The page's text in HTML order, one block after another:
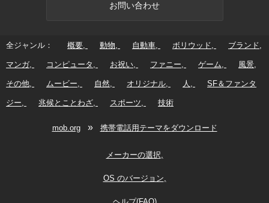
お問い合わせ
全ジャンル： 概要 動物 自動車 ボリウッド ブランド
マンガ コンピュータ お祝い ファニー ゲーム 風景
その他 ムービー 自然 オリジナル 人 SF＆ファンタ
ジー 兆候とことわざ スポーツ 技術
mob.org» 携帯電話用テーマをダウンロード
メーカーの選択
OS のバージョン